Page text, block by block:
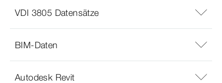
VDI 3805 Datensätze
BIM-Daten
Autodesk Revit